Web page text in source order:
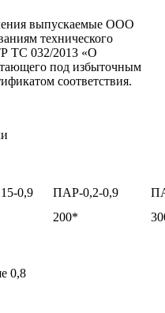
выпускаемые ООО
технического
ТС 032/2013 «О
под избыточным
соответствия.
0,9 ПАР-0,2-0,9
200*
0,8